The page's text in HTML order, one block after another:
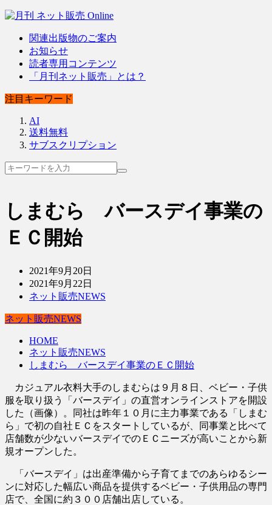
関連出版物のご案内
お知らせ
読者専用コンテンツ
「月刊ネット販売」とは？
注目キーワード
AI
送料無料
サブスクリプション
しまむら バースデイ事業の
ＥＣ開始
2021年9月20日
2021年9月22日
ネット販売NEWS
ネット販売NEWS
HOME
ネット販売NEWS
しまむら バースデイ事業のＥＣ開始
カジュアル衣料大手のしまむらは９月８日、ベビー・子供
服を取り扱う「バースデイ」の直営オンラインストアを開設
した（画像）。同社は昨年１０月に主力事業である「しまむ
ら」で初の自社ＥＣをスタートしているが、同事業と比べて
店舗数が少ないバースデイでのＥＣニーズが高いことから新
規オープンした。
「バースデイ」は出産準備から子育てまでのあらゆるシー
ンに対応した幅広い商品を提供するベビー・子供用品の専門
店で、全国に約３００店舗出店している。